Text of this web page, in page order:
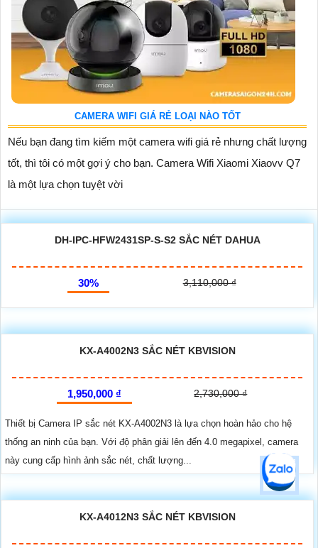
CAMERA WIFI GIÁ RẺ LOẠI NÀO TỐT
Nếu bạn đang tìm kiếm một camera wifi giá rẻ nhưng chất lượng
tốt, thì tôi có một gợi ý cho bạn. Camera Wifi Xiaomi Xiaovv Q7
là một lựa chọn tuyệt vời
DH-IPC-HFW2431SP-S-S2 SẮC NÉT DAHUA
30% 3,110,000 ₫
KX-A4002N3 SẮC NÉT KBVISION
1,950,000 ₫ 2,730,000 ₫
Thiết bị Camera IP sắc nét KX-A4002N3 là lựa chọn hoàn hảo cho hệ
thống an ninh của bạn. Với độ phân giải lên đến 4.0 megapixel, camera
này cung cấp hình ảnh sắc nét, chất lượng...
KX-A4012N3 SẮC NÉT KBVISION